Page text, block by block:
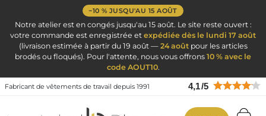
−10 % JUSQU'AU 15 AOÛT
Notre atelier est en congés jusqu'au 15 août. Le site reste ouvert :
votre commande est enregistrée et expédiée dès le lundi 17 août
(livraison estimée à partir du 19 août — 24 aoûtpour les articles
brodés ou floqués). Pour l'attente, nous vous offrons 10 % avec le
code AOUT10.
Fabricant de vêtements de travail depuis 1991 4,1/5